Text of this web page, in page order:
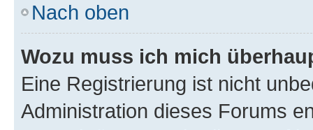
Nach oben
Wozu muss ich mich
Eine Registrierung ist nicht
Administration dieses Forums